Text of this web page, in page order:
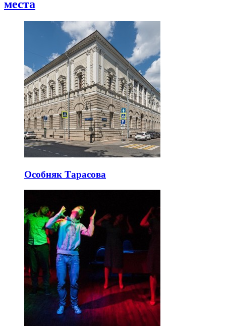
места
Особняк Тарасова